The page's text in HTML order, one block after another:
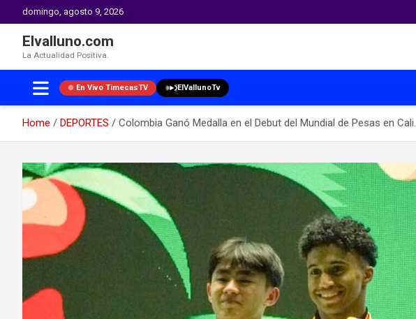
domingo, agosto 9, 2026
Elvalluno.com
La Actualidad Positiva.
En Vivo TimecasTV ElVallunoTv
Home DEPORTES
Colombia Ganó Medalla en el Debut del Mundial de Pesas en Cali.
content